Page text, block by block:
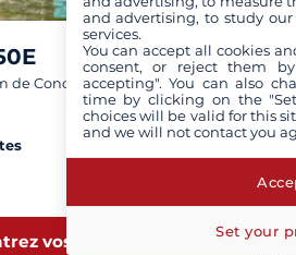
de Condom)
8,3 /10
à partir de 1 414 €
vos dates
and advertising, to study
services.
You can accept all cookies
consent, or reject them
accepting". You can also
time by clicking on the
choices will be valid for this
and we will not contact you
Set your